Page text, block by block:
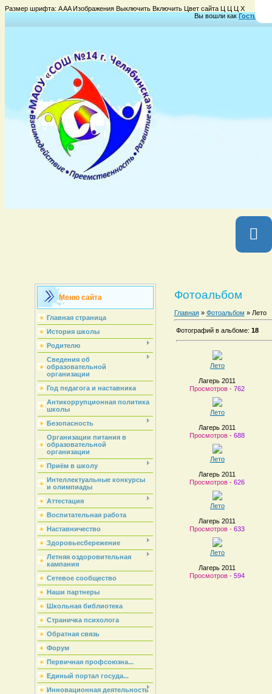
Размер шрифта: AAAИзображения Выключить Включить Цвет сайта Ц Ц Ц Х
Вы вошли как Гость
Меню сайта
Главная страница
История школы
Родителю
Сведения об
образовательной
организации
Год педагога и наставника
Антикоррупционная политика
школы
Безопасность
Организации питания в
образовательной
организации
Приём в школу
Интеллектуальные конкурсы
и олимпиады
Аттестация
Воспитательная работа
Наставничество
Здоровьесбережение
Летняя оздоровительная
кампания
Сетевое сообщество
Наши партнеры
Школьная библиотека
Страничка психолога
Обратная связь
Форум
Первичная профсоюзна...
Единый портал госуда...
Инновационная деятельность
Фотоальбом
Главная» Фотоальбом » Лето
Фотографий в альбоме: 18
Лето
Лагерь 2011
Просмотров - 762
Лето
Лагерь 2011
Просмотров - 688
Лето
Лагерь 2011
Просмотров - 626
Лето
Лагерь 2011
Просмотров - 633
Лето
Лагерь 2011
Просмотров - 594